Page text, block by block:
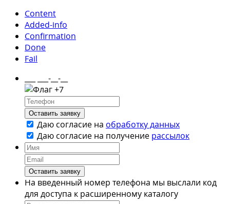
Content
Added-info
Confirmation
Done
Fail
___ ___-__-__
+7
Оставить заявку
Даю согласие на обработку данных
Даю согласие на получение рассылок
Оставить заявку
На введенный номер телефона мы выслали код
для доступа к расширенному каталогу